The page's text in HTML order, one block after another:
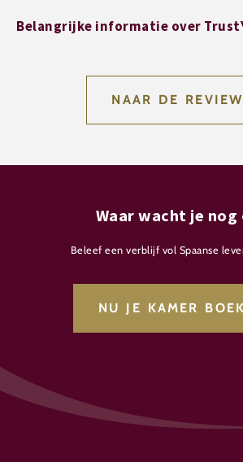
Belangrijke informatie over
NAAR DE
Waar wacht je nog
Beleef een verblijf vol Spaanse
NU JE KAMER